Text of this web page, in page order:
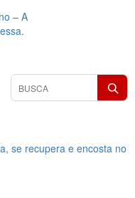
Pesquisar
se recupera e encosta no